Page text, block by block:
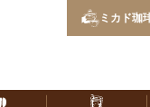
ミカド珈